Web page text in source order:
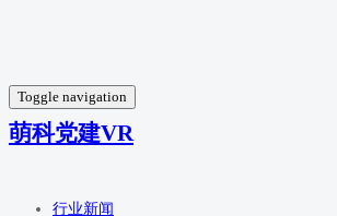
Toggle navigation
萌科党建VR
行业新闻